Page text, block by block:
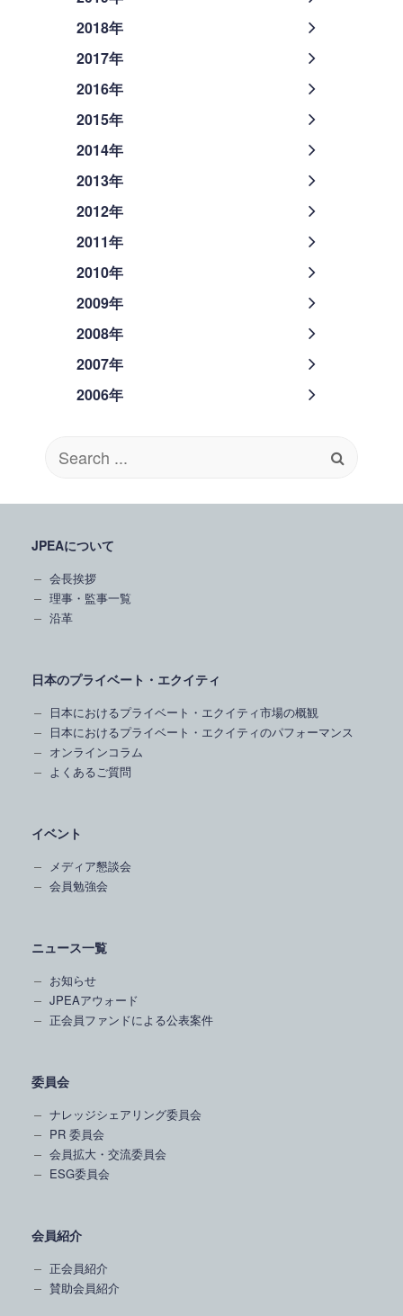
2018年
2017年
2016年
2015年
2014年
2013年
2012年
2011年
2010年
2009年
2008年
2007年
2006年
for:
JPEAについて
会長挨拶
理事・監事一覧
沿革
日本のプライベート・エクイティ
日本におけるプライベート・エクイティ市場の概観
日本におけるプライベート・エクイティのパフォーマンス
オンラインコラム
よくあるご質問
イベント
メディア懇談会
会員勉強会
ニュース一覧
お知らせ
JPEAアウォード
正会員ファンドによる公表案件
委員会
ナレッジシェアリング委員会
PR 委員会
会員拡大・交流委員会
ESG委員会
会員紹介
正会員紹介
賛助会員紹介